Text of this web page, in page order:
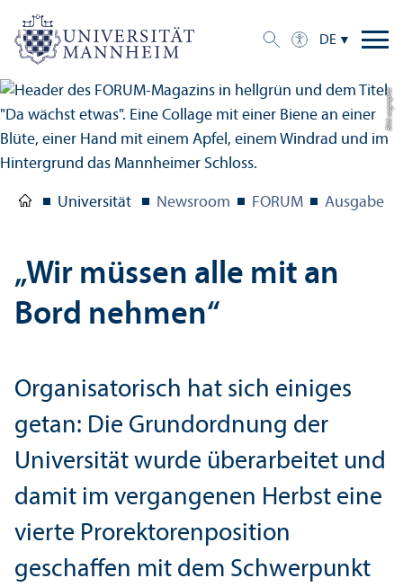
DE
Bild: uc graphic
Universität Newsroom FORUM Ausgabe 1/
„Wir müssen alle mit an
Bord nehmen“
Organisatorisch hat sich einiges
getan: Die Grundordnung der
Universität wurde überarbeitet und
damit im vergangenen Herbst eine
vierte Prorektorenposition
geschaffen mit dem Schwerpunkt